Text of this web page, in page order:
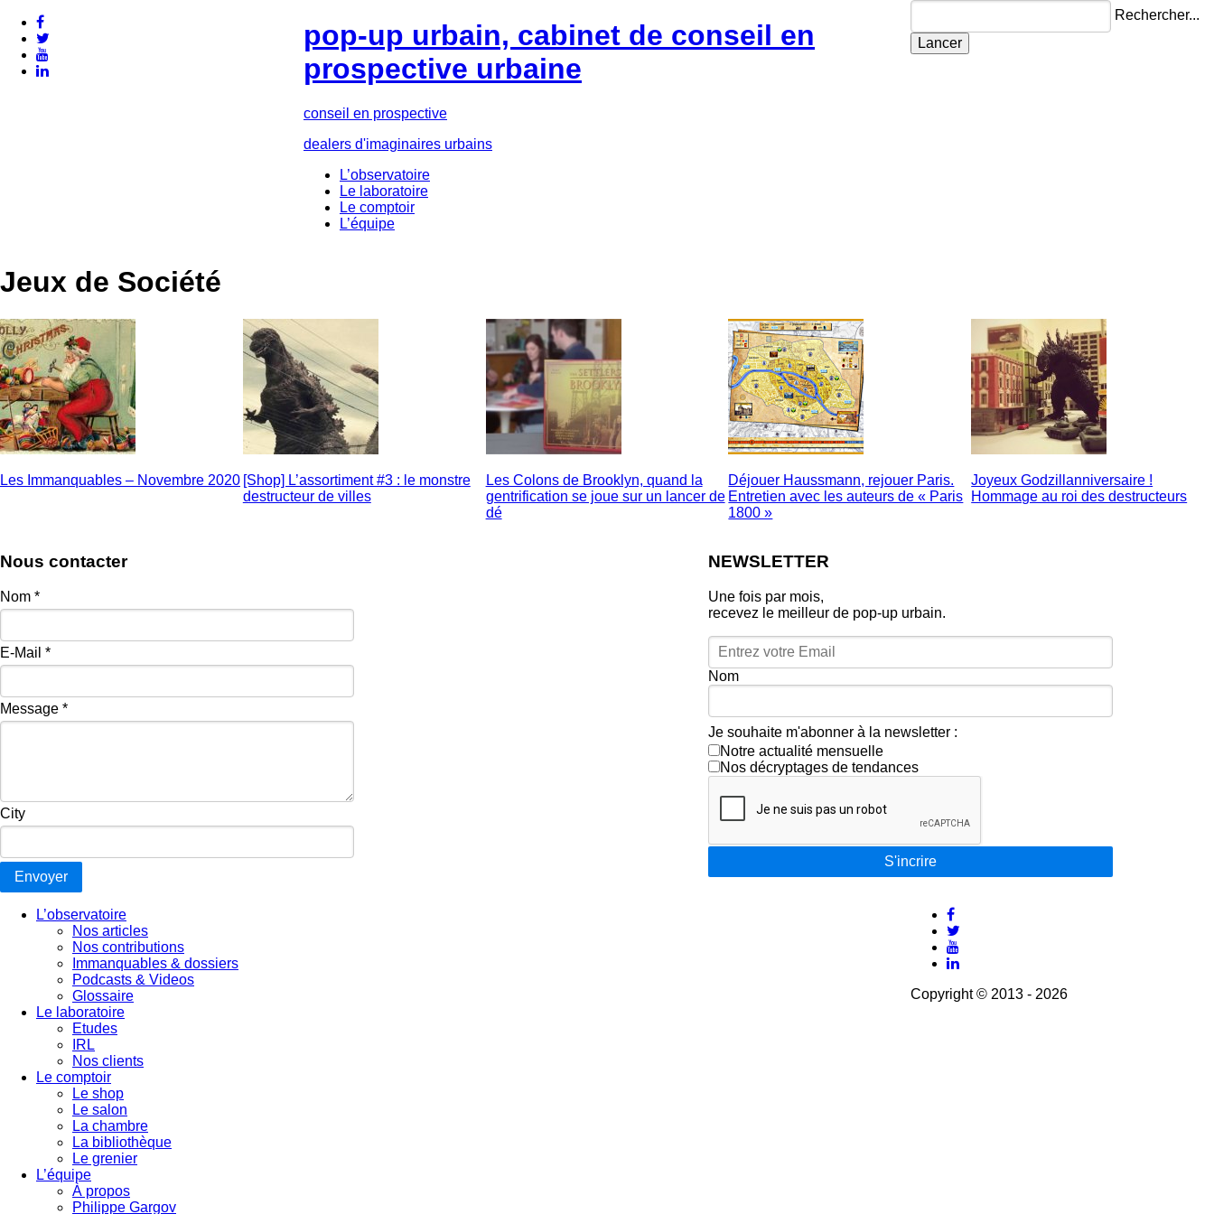
pop-up urbain, cabinet de conseil en
prospective urbaine
conseil en prospective
dealers d'imaginaires urbains
L’observatoire
Le laboratoire
Le comptoir
L’équipe
Rechercher...
Jeux de Société
Les Immanquables – Novembre 2020 [Shop] L’assortiment #3 : le monstre
destructeur de villes
Les Colons de Brooklyn, quand la
gentrification se joue sur un lancer de
dé
Déjouer Haussmann, rejouer Paris.
Entretien avec les auteurs de « Paris
1800 »
Joyeux Godzillanniversaire !
Hommage au roi des destructeurs
Nous contacter
Nom *
E-Mail *
Message *
City
Envoyer
NEWSLETTER
Une fois par mois,
recevez le meilleur de pop‑up urbain.
Nom
Je souhaite m'abonner à la newsletter :
Notre actualité mensuelle
Nos décryptages de tendances
S'incrire
L’observatoire
Nos articles
Nos contributions
Immanquables & dossiers
Podcasts & Videos
Glossaire
Le laboratoire
Etudes
IRL
Nos clients
Le comptoir
Le shop
Le salon
La chambre
La bibliothèque
Le grenier
L’équipe
À propos
Philippe Gargov
Copyright © 2013 - 2026